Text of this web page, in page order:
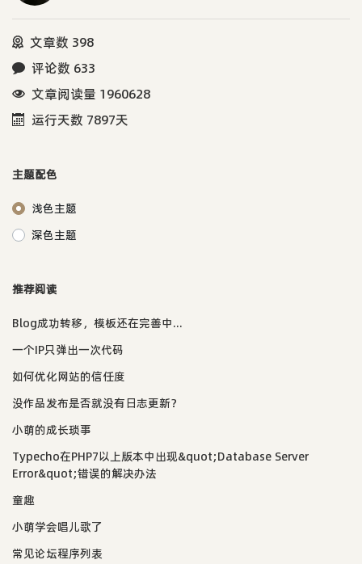
文章数 398
评论数 633
文章阅读量 1960628
运行天数 7897天
主题配色
浅色主题
深色主题
推荐阅读
Blog成功转移，模板还在完善中...
一个IP只弹出一次代码
如何优化网站的信任度
没作品发布是否就没有日志更新？
小萌的成长琐事
Typecho在PHP7以上版本中出现&quot;Database Server
Error&quot;错误的解决办法
童趣
小萌学会唱儿歌了
常见论坛程序列表